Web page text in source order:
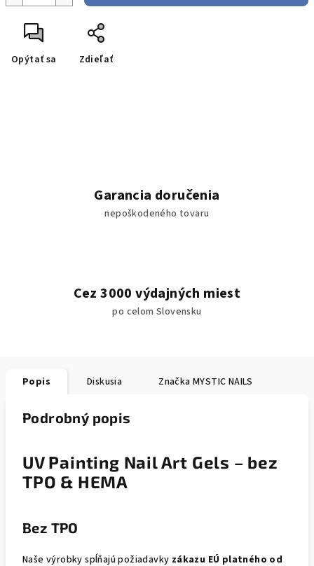
Opýtať sa Zdieľať
Garancia doručenia
nepoškodeného tovaru
Cez 3000 výdajných miest
po celom Slovensku
Popis Diskusia Značka MYSTIC NAILS
Podrobný popis
UV Painting Nail Art Gels – bez
TPO & HEMA
Bez TPO
Naše výrobky spĺňajú požiadavky zákazu EÚ platného od